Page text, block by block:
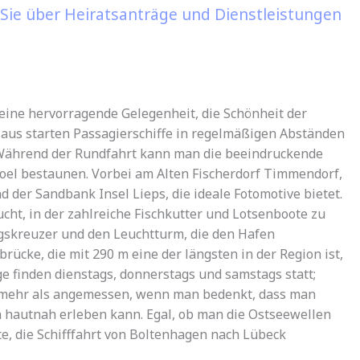
über Heiratsanträge und Dienstleistungen
hervorragende Gelegenheit, die Schönheit der
starten Passagierschiffe in regelmäßigen Abständen
der Rundfahrt kann man die beeindruckende
bestaunen. Vorbei am Alten Fischerdorf Timmendorf,
der Sandbank Insel Lieps, die ideale Fotomotive bietet.
in der zahlreiche Fischkutter und Lotsenboote zu
und den Leuchtturm, die den Hafen
die mit 290 m eine der längsten in der Region ist,
dienstags, donnerstags und samstags statt;
als angemessen, wenn man bedenkt, dass man
erleben kann. Egal, ob man die Ostseewellen
die Schifffahrt von Boltenhagen nach Lübeck